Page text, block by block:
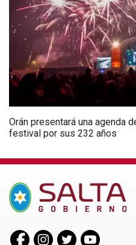
Orán presentará una agenda
festival por sus 232 años